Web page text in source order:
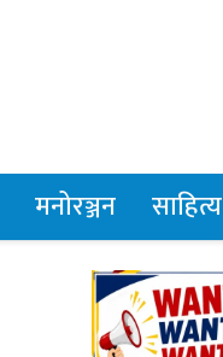
मनोरञ्जन साहित्य